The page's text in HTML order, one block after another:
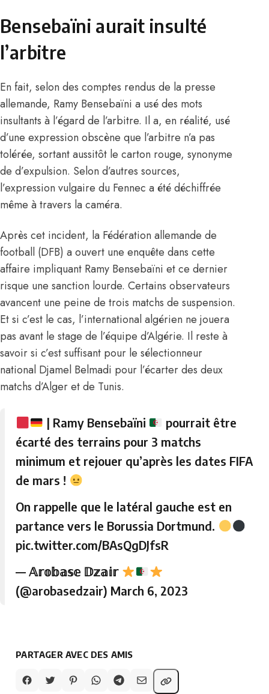
Bensebaïni aurait insulté
l’arbitre
En fait, selon des comptes rendus de la presse
allemande, Ramy Bensebaïni a usé des mots
insultants à l’égard de l’arbitre. Il a, en réalité, usé
d’une expression obscène que l’arbitre n’a pas
tolérée, sortant aussitôt le carton rouge, synonyme
de d’expulsion. Selon d’autres sources,
l’expression vulgaire du Fennec a été déchiffrée
même à travers la caméra.
Après cet incident, la Fédération allemande de
football (DFB) a ouvert une enquête dans cette
affaire impliquant Ramy Bensebaïni et ce dernier
risque une sanction lourde. Certains observateurs
avancent une peine de trois matchs de suspension.
Et si c’est le cas, l’international algérien ne jouera
pas avant le stage de l’équipe d’Algérie. Il reste à
savoir si c’est suffisant pour le sélectionneur
national Djamel Belmadi pour l’écarter des deux
matchs d’Alger et de Tunis.
| Ramy Bensebaïni
pourrait être
écarté des terrains pour 3 matchs
minimum et rejouer qu’après les dates FIFA
de mars !
On rappelle que le latéral gauche est en
partance vers le Borussia Dortmund.
pic.twitter.com/BAsQgDJfsR
— 𝔸𝕣𝕠𝕓𝕒𝕤𝕖 𝔻𝕫𝕒𝕚𝕣
(@arobasedzair) March 6, 2023
PARTAGER AVEC DES AMIS